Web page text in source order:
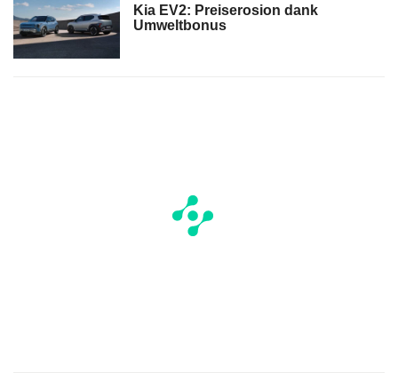
Kia EV2: Preiserosion dank
Umweltbonus